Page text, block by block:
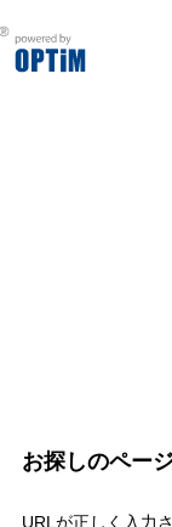
お探しのペー
URLが正しく入力